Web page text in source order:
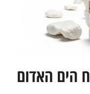
הים האדום